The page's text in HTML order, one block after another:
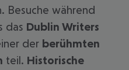
Besuche während
das Dublin Writers
der berühmten
teil. Historische